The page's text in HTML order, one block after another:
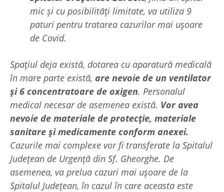
mic şi cu posibilități limitate, va utiliza 9
paturi pentru tratarea cazurilor mai ușoare
de Covid.
Spațiul deja există, dotarea cu aparatură medicală
în mare parte există, are nevoie de un ventilator
şi 6 concentratoare de oxigen. Personalul
medical necesar de asemenea există. Vor avea
nevoie de materiale de protecție, materiale
sanitare şi medicamente conform anexei.
Cazurile mai complexe vor fi transferate la Spitalul
Județean de Urgență din Sf. Gheorghe. De
asemenea, va prelua cazuri mai ușoare de la
Spitalul Județean, în cazul în care aceasta este